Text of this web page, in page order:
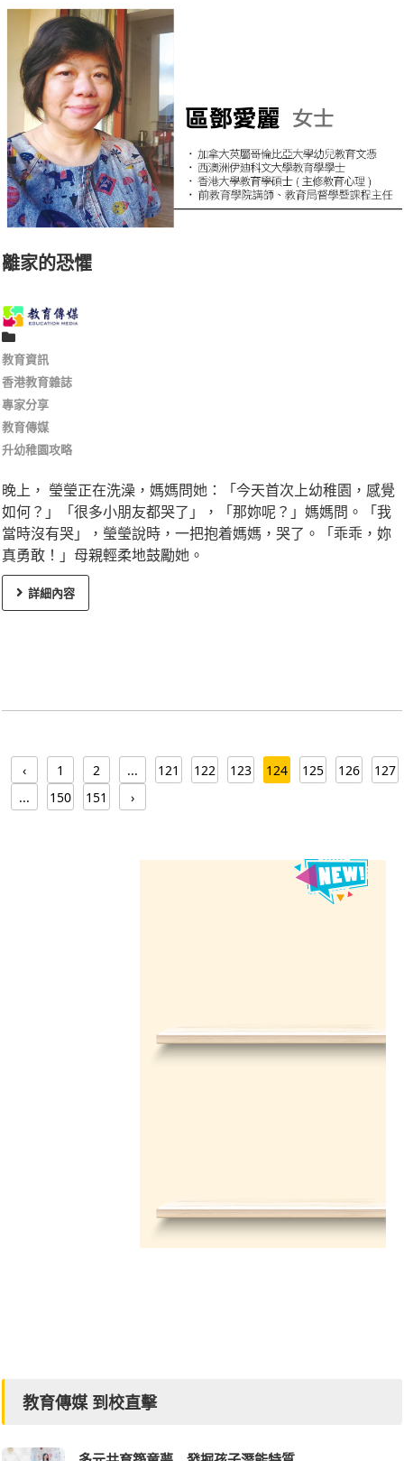
離家的恐懼
教育資訊
香港教育雜誌
專家分享
教育傳媒
升幼稚園攻略
晚上， 瑩瑩正在洗澡，媽媽問她：「今天首次上幼稚園，感覺
如何？」「很多小朋友都哭了」，「那妳呢？」媽媽問。「我
當時沒有哭」，瑩瑩說時，一把抱着媽媽，哭了。「乖乖，妳
真勇敢！」母親輕柔地鼓勵她。
詳細內容
‹ 1 2 ... 121 122 123 124 125 126
127
...
150 151 ›
教育傳媒 到校直擊